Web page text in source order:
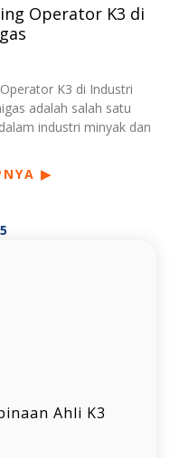
Operator K3 di
K3 di Industri
adalah salah satu
industri minyak dan
▶
5
Ahli K3